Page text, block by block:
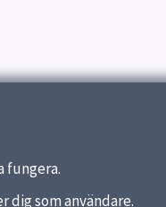
fungera.
som användare.